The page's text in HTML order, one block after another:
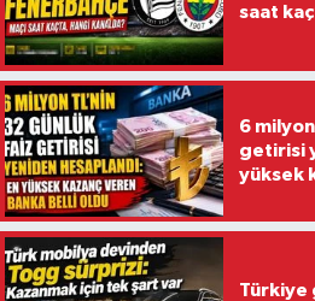
saat
6
getirisi
yüksek
Türkiye